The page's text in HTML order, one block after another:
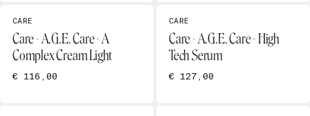
CARE
Care - A.G.E. Care - A
Complex Cream Light
€ 116,00
CARE
Care - A.G.E. Care - High
Tech Serum
€ 127,00